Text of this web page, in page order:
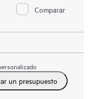
Comparar
un presupuesto